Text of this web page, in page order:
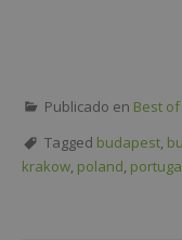
Publicado en Best
Tagged budapest,
krakow, poland,